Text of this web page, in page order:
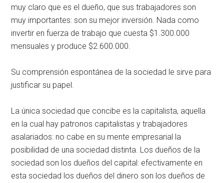
muy claro que es el dueño, que sus trabajadores son
muy importantes: son su mejor inversión. Nada como
invertir en fuerza de trabajo que cuesta $1.300.000
mensuales y produce $2.600.000.
Su comprensión espontánea de la sociedad le sirve para
justificar su papel.
La única sociedad que concibe es la capitalista, aquella
en la cual hay patronos capitalistas y trabajadores
asalariados: no cabe en su mente empresarial la
posibilidad de una sociedad distinta. Los dueños de la
sociedad son los dueños del capital: efectivamente en
esta sociedad los dueños del dinero son los dueños de